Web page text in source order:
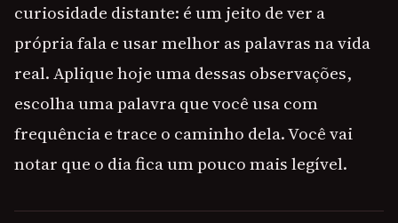
curiosidade distante: é um jeito de ver a
própria fala e usar melhor as palavras na vida
real. Aplique hoje uma dessas observações,
escolha uma palavra que você usa com
frequência e trace o caminho dela. Você vai
notar que o dia fica um pouco mais legível.